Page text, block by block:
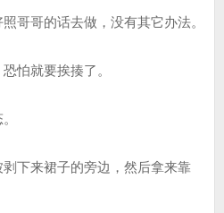
哥哥的话去做，没有其它办法。
怕就要挨揍了。
下来裙子的旁边，然后拿来靠